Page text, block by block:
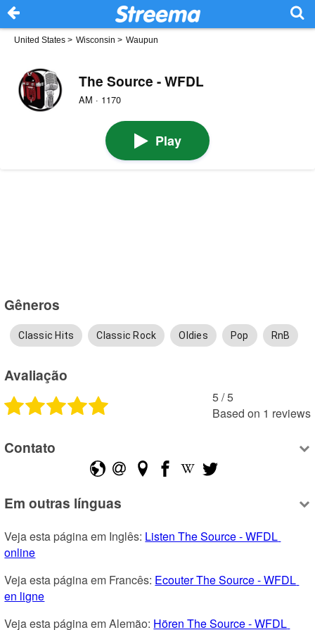
United States > Wisconsin > Waupun
The Source - WFDL
AM · 1170
Play
Gêneros
Classic Hits Classic Rock Oldies Pop RnB
Avaliação
5 /5
Based on 1 reviews
Contato
Em outras línguas
Veja esta página em Inglês: Listen The Source - WFDL
online
Veja esta página em Francês: Ecouter The Source - WFDL
en ligne
Veja esta página em Alemão: Hören The Source - WFDL